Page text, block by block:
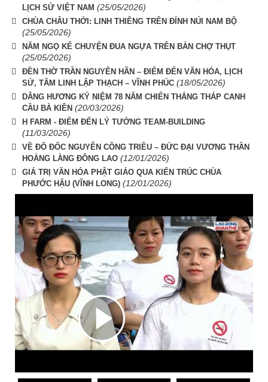
LỊCH SỬ VIỆT NAM (25/05/2026)
CHÙA CHÂU THỚI: LINH THIÊNG TRÊN ĐỈNH NÚI NAM BỘ
(25/05/2026)
NĂM NGỌ KỂ CHUYỆN ĐUA NGỰA TRÊN BẢN CHỢ THỤT
(25/05/2026)
ĐỀN THỜ TRẦN NGUYÊN HÃN – ĐIỂM ĐẾN VĂN HÓA, LỊCH
SỬ, TÂM LINH LẬP THẠCH – VĨNH PHÚC (18/05/2026)
DÂNG HƯƠNG KỶ NIỆM 78 NĂM CHIẾN THẮNG THÁP CANH
CẦU BÀ KIÊN (20/03/2026)
H FARM - ĐIỂM ĐẾN LÝ TƯỞNG TEAM-BUILDING
(11/03/2026)
VỀ ĐÔ ĐỐC NGUYỄN CÔNG TRIỀU – ĐỨC ĐẠI VƯƠNG THẦN
HOÀNG LÀNG ĐÔNG LAO (12/01/2026)
GIÁ TRỊ VĂN HÓA PHẬT GIÁO QUA KIẾN TRÚC CHÙA
PHƯỚC HẬU (VĨNH LONG) (12/01/2026)